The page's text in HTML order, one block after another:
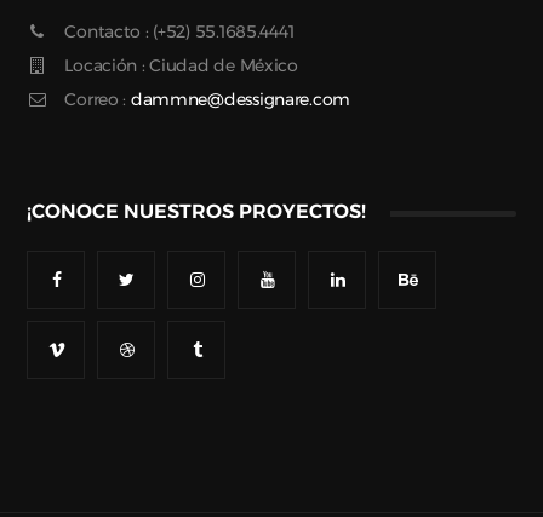
Contacto : (+52) 55.1685.4441
Locación : Ciudad de México
Correo : dammne@dessignare.com
¡CONOCE NUESTROS PROYECTOS!